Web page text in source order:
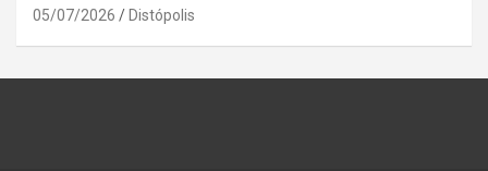
05/07/2026 Distópolis